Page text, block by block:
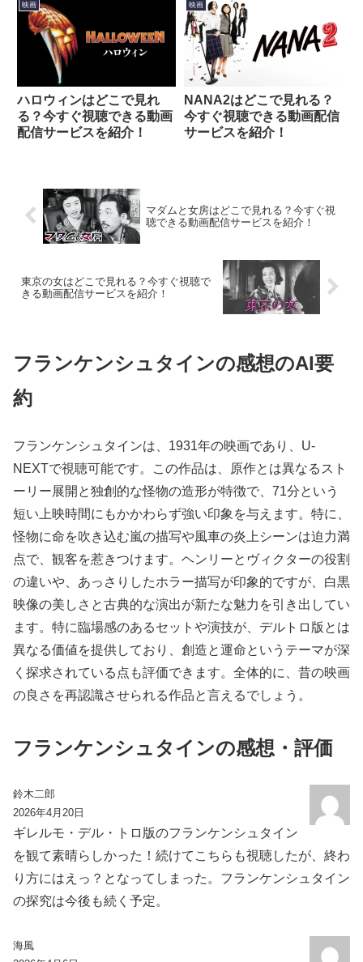
映画
ハロウィンはどこで見れ
る？今すぐ視聴できる動画
配信サービスを紹介！
映画
NANA2はどこで見れる？
今すぐ視聴できる動画配信
サービスを紹介！
マダムと女房はどこで見れる？今すぐ視
聴できる動画配信サービスを紹介！
東京の女はどこで見れる？今すぐ視聴で
きる動画配信サービスを紹介！
フランケンシュタインの感想のAI要
約
フランケンシュタインは、1931年の映画であり、U-
NEXTで視聴可能です。この作品は、原作とは異なるスト
ーリー展開と独創的な怪物の造形が特徴で、71分という
短い上映時間にもかかわらず強い印象を与えます。特に、
怪物に命を吹き込む嵐の描写や風車の炎上シーンは迫力満
点で、観客を惹きつけます。ヘンリーとヴィクターの役割
の違いや、あっさりしたホラー描写が印象的ですが、白黒
映像の美しさと古典的な演出が新たな魅力を引き出してい
ます。特に臨場感のあるセットや演技が、デルトロ版とは
異なる価値を提供しており、創造と運命というテーマが深
く探求されている点も評価できます。全体的に、昔の映画
の良さを再認識させられる作品と言えるでしょう。
フランケンシュタインの感想・評価
鈴木二郎
2026年4月20日
ギレルモ・デル・トロ版のフランケンシュタイン
を観て素晴らしかった！続けてこちらも視聴したが、終わ
り方にはえっ？となってしまった。フランケンシュタイン
の探究は今後も続く予定。
海風